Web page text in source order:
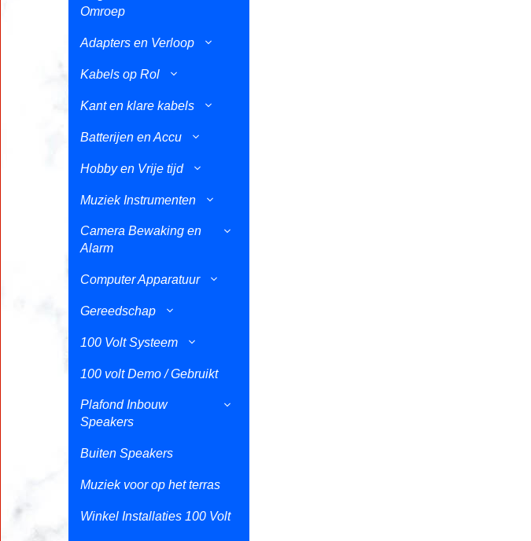
Omroep
Adapters en Verloop
Kabels op Rol
Kant en klare kabels
Batterijen en Accu
Hobby en Vrije tijd
Muziek Instrumenten
Camera Bewaking en
Alarm
Computer Apparatuur
Gereedschap
100 Volt Systeem
100 volt Demo / Gebruikt
Plafond Inbouw
Speakers
Buiten Speakers
Muziek voor op het terras
Winkel Installaties 100 Volt